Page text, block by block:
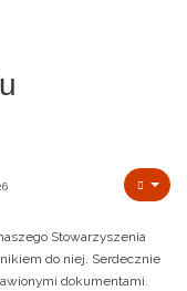
Stowarzyszenia
do niej. Serdecznie
dokumentami.